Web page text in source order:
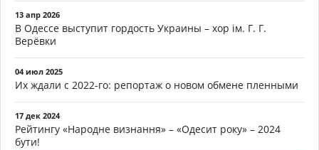
13 апр 2026
В Одессе выступит гордость Украины – хор ім. Г. Г.
Верёвки
04 июл 2025
Их ждали с 2022-го: репортаж о новом обмене пленными
17 дек 2024
Рейтингу «Народне визнання» – «Одесит року» – 2024
бути!